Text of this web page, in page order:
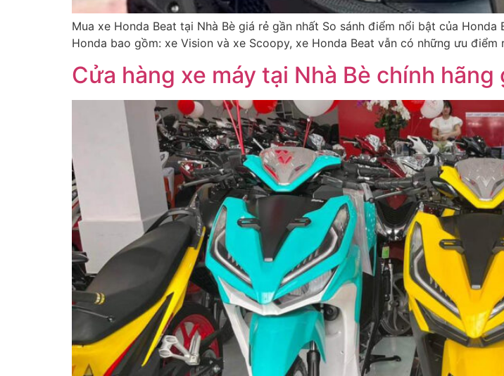
Mua xe Honda Beat tại Nhà Bè giá rẻ gần nhất So sánh điểm nổi bật của
Honda bao gồm: xe Vision và xe Scoopy, xe Honda Beat vẫn có những ưu
Cửa hàng xe máy tại Nhà Bè chính hãng